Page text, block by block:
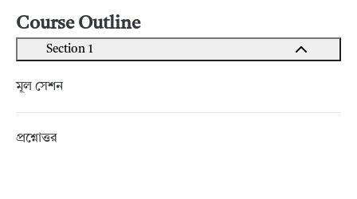
Course Outline
Section 1
মূল সেশন
প্রশ্নোত্তর